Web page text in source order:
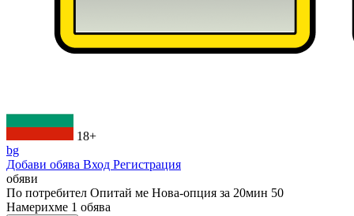
18+
bg
Добави обява Вход Регистрация
обяви
По потребител Опитай ме Нова-опция за 20мин 50
Намерихме 1 обява